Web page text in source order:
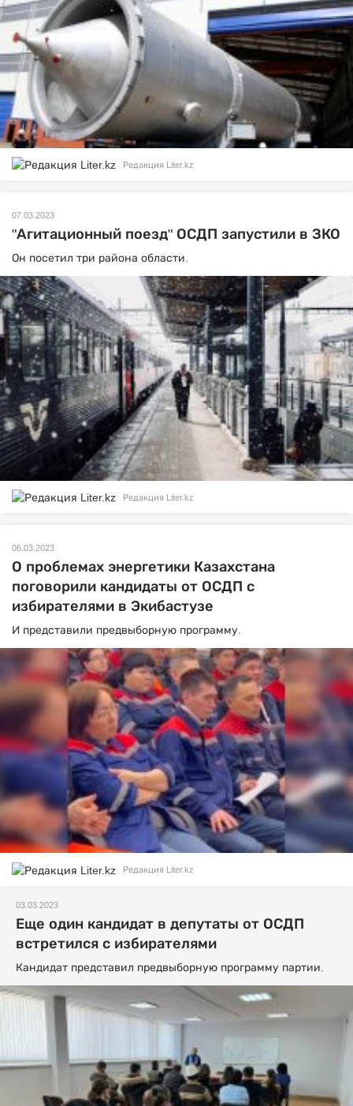
Редакция Liter.kz
07.03.2023
"Агитационный поезд" ОСДП запустили в ЗКО
Он посетил три района области.
Редакция Liter.kz
06.03.2023
О проблемах энергетики Казахстана
поговорили кандидаты от ОСДП с
избирателями в Экибастузе
И представили предвыборную программу.
Редакция Liter.kz
03.03.2023
Еще один кандидат в депутаты от ОСДП
встретился с избирателями
Кандидат представил предвыборную программу партии.